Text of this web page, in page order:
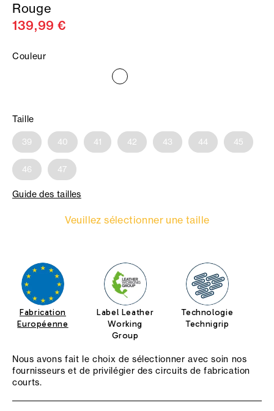
Rouge
139,99 €
Couleur
Taille
39 40 41 42 43 44 45
46 47
Guide des tailles
Veuillez sélectionner une taille
Fabrication
Européenne
Label Leather
Working
Group
Technologie
Technigrip
Nous avons fait le choix de sélectionner avec soin nos
fournisseurs et de privilégier des circuits de fabrication
courts.